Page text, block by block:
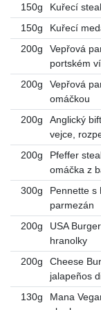
150g
Kuřecí
150g
Kuřecí
200g
Vepřová
portském
200g
Vepřová
omáčkou
200g
Anglický
vejce,
200g
Pfeffer
omáčka z
300g
Pennette s
parmezán
200g
USA
hranolky
200g
Cheese
jalapeños
130g
Mana